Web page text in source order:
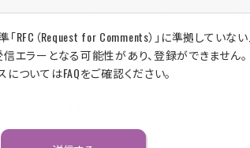
RFC（Request for Comments）」に準拠していな
エラーとなる可能性があり、登録ができません。
ついてはFAQをご確認ください。